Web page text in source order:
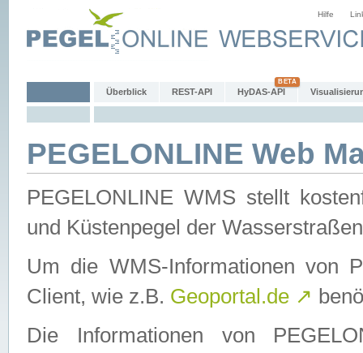
Hilfe
Überblick REST-API HyDAS-API
PEGELONLINE Web
PEGELONLINE WMS stellt
und Küstenpegel der
Um die WMS-Informationen von
Client, wie z.B. Geoportal.de ↗
Die Informationen von